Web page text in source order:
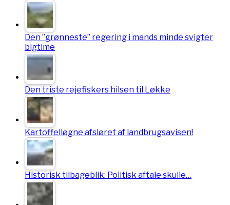
Den ”grønneste” regering i mands minde svigter
bigtime
Den triste rejefiskers hilsen til Løkke
Kartoffelløgne afsløret af landbrugsavisen!
Historisk tilbageblik: Politisk aftale skulle…